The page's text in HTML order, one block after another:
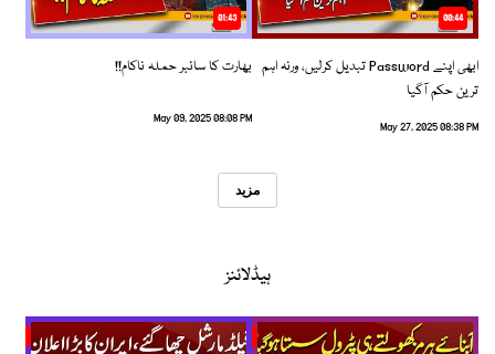
00:44
ابھی اپنے Password تبدیل کرلیں، ورنہ اہم
ترین حکم آگیا
May 27, 2025 08:38 PM
01:43
بھارت کا سائبر حملہ ناکام!!
May 09, 2025 08:08 PM
مزید
ہیڈلائنز